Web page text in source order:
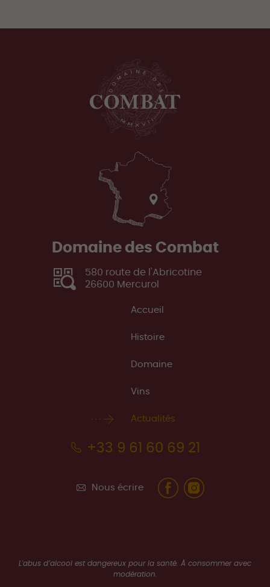
Domaine des Combat
580 route de l'Abricotine
26600 Mercurol
Accueil
Histoire
Domaine
Vins
Actualités
+33 9 61 60 69 21
Nous écrire
L'abus d’alcool est dangereux pour la santé. À consommer avec
modération.